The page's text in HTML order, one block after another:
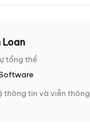
Loan
tổng thể
thông tin và viễn thông